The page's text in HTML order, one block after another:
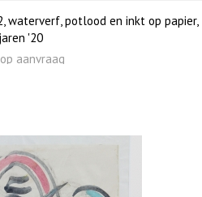
waterverf, potlood en inkt op papier,
jaren '20
aanvraag